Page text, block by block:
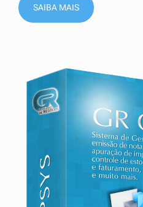
SAIBA MAIS